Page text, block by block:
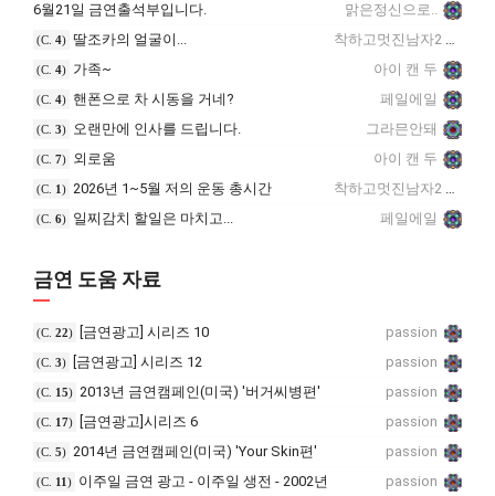
6월21일 금연출석부입니다.
맑은정신으로..
(C. 4) 딸조카의 얼굴이... 착하고멋진남자2
(C. 4) 가족~ 아이 캔 두
(C. 4) 핸폰으로 차 시동을 거네? 페일에일
(C. 3) 오랜만에 인사를 드립니다. 그라믄안돼
(C. 7) 외로움 아이 캔 두
(C. 1) 2026년 1~5월 저의 운동 총시간 착하고멋진남자2
(C. 6) 일찌감치 할일은 마치고... 페일에일
금연 도움 자료
(C. 22) [금연광고] 시리즈 10 passion
(C. 3) [금연광고] 시리즈 12 passion
(C. 15) 2013년 금연캠페인(미국) '버거씨병편' passion
(C. 17) [금연광고]시리즈 6 passion
(C. 5) 2014년 금연캠페인(미국) 'Your Skin편' passion
(C. 11) 이주일 금연 광고 - 이주일 생전 - 2002년 passion